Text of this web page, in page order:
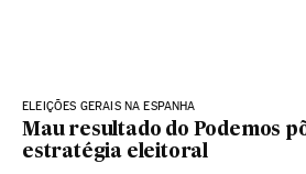
ELEIÇÕES GERAIS NA ESPANHA
Mau resultado do Podemos
estratégia eleitoral